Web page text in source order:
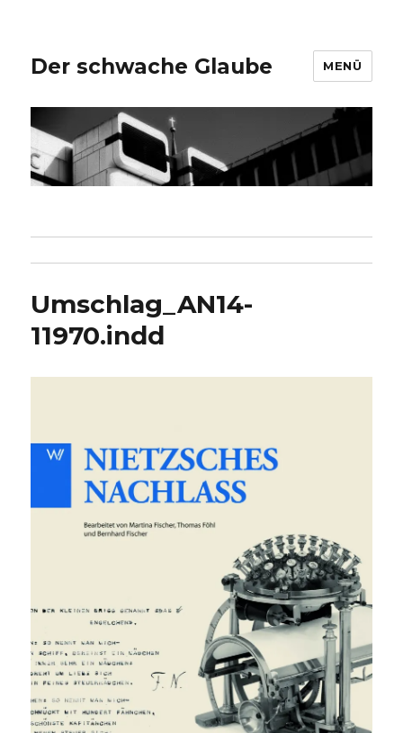
Der schwache Glaube MENÜ
Umschlag_AN14-
11970.indd